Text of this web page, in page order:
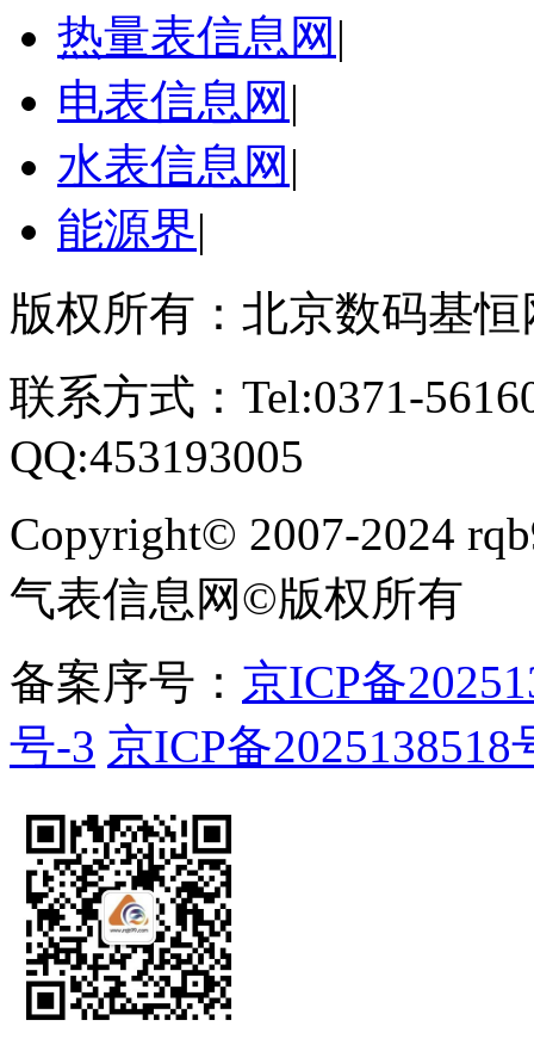
热量表信息网 |
电表信息网 |
水表信息网 |
能源界|
版权所有：北京数码基
联系方式：Tel:0371-
QQ:453193005
Copyright© 2007-2024
气表信息网 ©版权所有
备案序号： 京ICP备
号-3 京ICP备2025138518